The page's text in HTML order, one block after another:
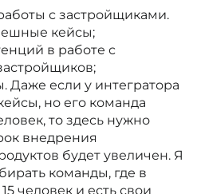
с застройщиками.
кейсы;
в работе с
Даже если у интегратора
но его команда
то здесь нужно
внедрения
будет увеличен. Я
команды, где в
человек и есть свои